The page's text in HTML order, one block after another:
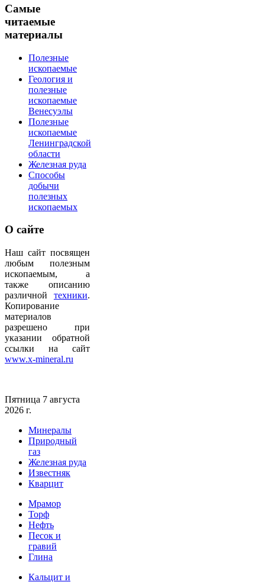
Самые
читаемые
материалы
Полезные
ископаемые
Геология и
полезные
ископаемые
Венесуэлы
Полезные
ископаемые
Ленинградской
области
Железная руда
Способы
добычи
полезных
ископаемых
О сайте
Наш сайт посвящен
любым полезным
ископаемым, а
также описанию
различной техники.
Копирование
материалов
разрешено при
указании обратной
ссылки на сайт
www.x-mineral.ru
Пятница 7 августа
2026 г.
Минералы
Природный
газ
Железная руда
Известняк
Кварцит
Мрамор
Торф
Нефть
Песок и
гравий
Глина
Кальцит и